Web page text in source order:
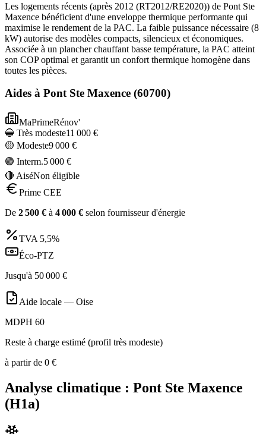
Les logements récents (après 2012 (RT2012/RE2020)) de Pont Ste
Maxence bénéficient d'une enveloppe thermique performante qui
maximise le rendement de la PAC. La faible puissance nécessaire (8
kW) autorise des modèles compacts, silencieux et économiques.
Associée à un plancher chauffant basse température, la PAC atteint
son COP optimal et garantit un confort thermique homogène dans
toutes les pièces.
Aides à Pont Ste Maxence (60700)
MaPrimeRénov'
🔵 Très modeste11 000 €
🟡 Modeste9 000 €
🟣 Interm.5 000 €
🔴 AiséNon éligible
Prime CEE
De 2 500 € à 4 000 € selon fournisseur d'énergie
TVA 5,5%
Éco-PTZ
Jusqu'à 50 000 €
Aide locale — Oise
MDPH 60
Reste à charge estimé (profil très modeste)
à partir de 0 €
Analyse climatique : Pont Ste Maxence
(H1a)